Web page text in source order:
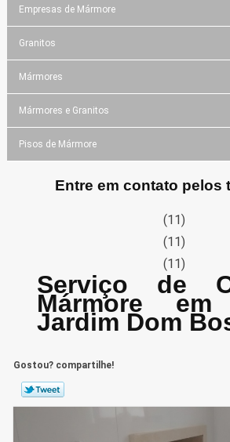
Empresas de Mármore
Granitos
Mármores
Mármores e Granitos
Pisos de Mármore
Entre em contato pelos
(11)
(11)
(11)
Serviço de
Mármore
Jardim Dom
Gostou? compartilhe!